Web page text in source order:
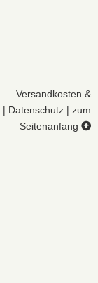
Versandkosten &
| Datenschutz | zum
Seitenanfang